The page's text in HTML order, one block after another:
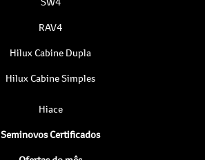
RAV4
Hilux Cabine Dupla
Hilux Cabine Simples
Hiace
Seminovos Certificados